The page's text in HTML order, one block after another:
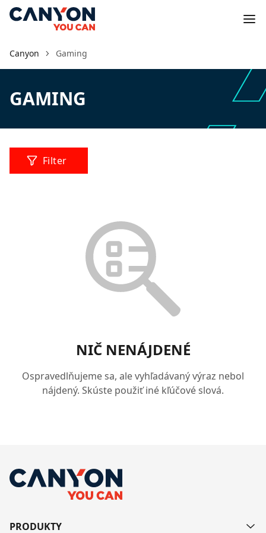
Canyon Gaming
GAMING
Filter
NIČ NENÁJDENÉ
Ospravedlňujeme sa, ale vyhľadávaný výraz nebol
nájdený. Skúste použiť iné kľúčové slová.
PRODUKTY